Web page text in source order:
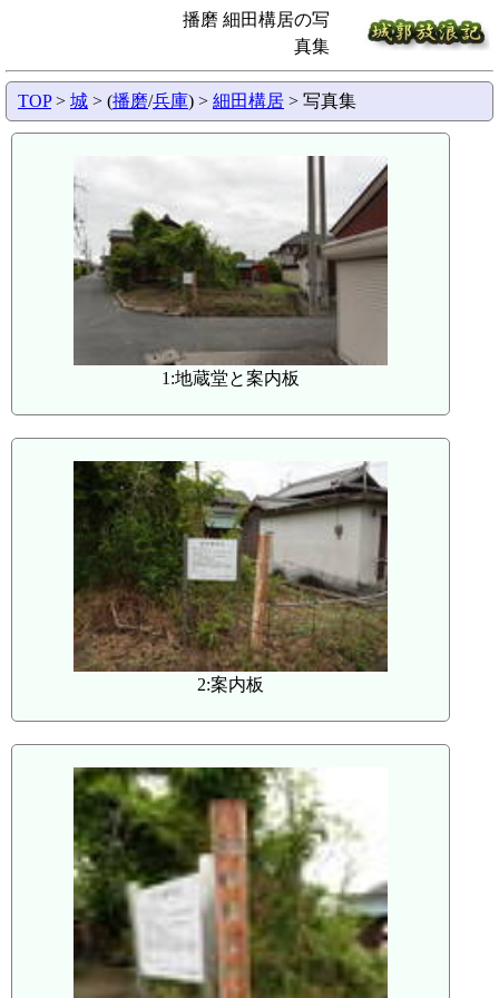
播磨 細田構居の写
真集
TOP> 城 > (播磨/兵庫) > 細田構居 > 写真集
1:地蔵堂と案内板
2:案内板